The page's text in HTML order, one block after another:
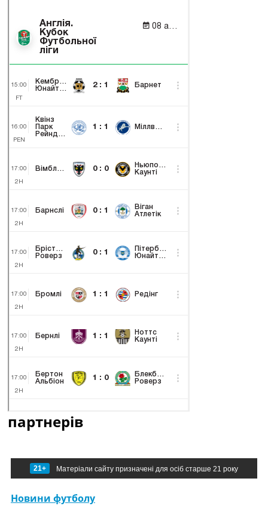
партнерів
21+ Матеріали сайту призначені для осіб старше 21 року
Новини футболу